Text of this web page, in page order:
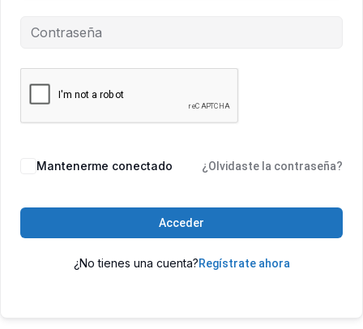
Mantenerme conectado ¿Olvidaste la contraseña?
Acceder
¿No tienes una cuenta?Regístrate ahora